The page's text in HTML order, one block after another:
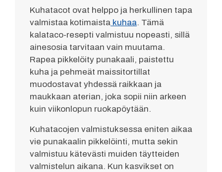
Kuhatacot ovat helppo ja herkullinen tapa
valmistaa kotimaista kuhaa. Tämä
kalataco-resepti valmistuu nopeasti, sillä
ainesosia tarvitaan vain muutama.
Rapea pikkelöity punakaali, paistettu
kuha ja pehmeät maissitortillat
muodostavat yhdessä raikkaan ja
maukkaan aterian, joka sopii niin arkeen
kuin viikonlopun ruokapöytään.
Kuhatacojen valmistuksessa eniten aikaa
vie punakaalin pikkelöinti, mutta sekin
valmistuu kätevästi muiden täytteiden
valmistelun aikana. Kun kasvikset on